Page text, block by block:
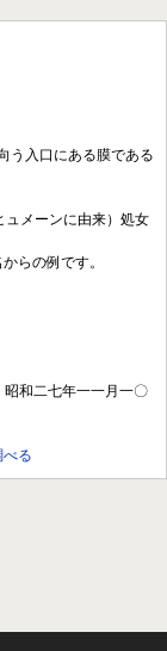
う入口にある膜である
ュメーンに由来）処女
らの例です。
和二七年一一月一〇
る